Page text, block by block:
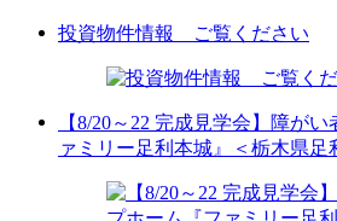
投資物件情報 ご覧ください
【8/20～22 完成見学会】障が
ァミリー足利本城』＜栃木県足